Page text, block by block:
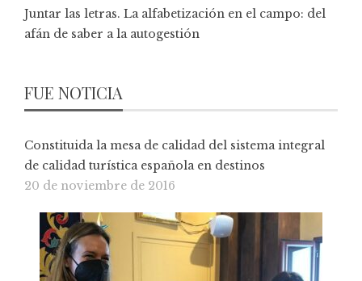
Juntar las letras. La alfabetización en el campo: del
afán de saber a la autogestión
FUE NOTICIA
Constituida la mesa de calidad del sistema integral
de calidad turística española en destinos
20 de noviembre de 2016